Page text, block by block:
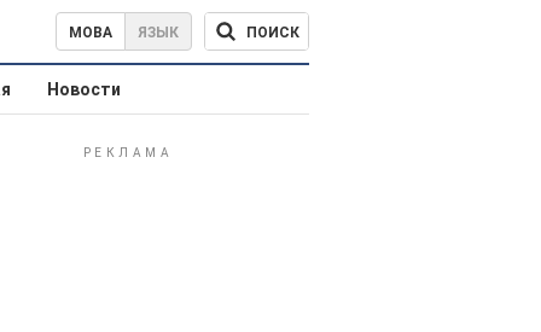
МОВА ЯЗЫК ПОИСК
Новости